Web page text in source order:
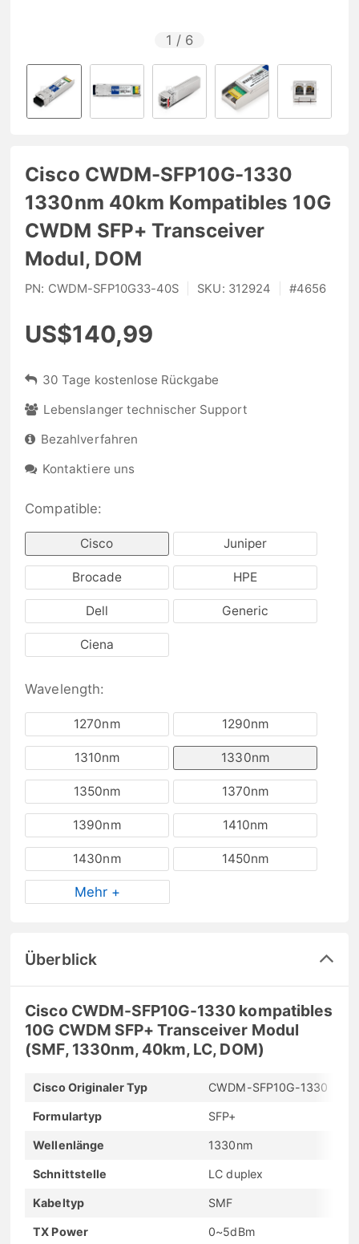
1 / 6
Cisco CWDM-SFP10G-1330
1330nm 40km Kompatibles 10G
CWDM SFP+ Transceiver
Modul, DOM
PN: CWDM-SFP10G33-40S SKU: 312924 #4656
US$140,99
30 Tage kostenlose Rückgabe
Lebenslanger technischer Support
Bezahlverfahren
Kontaktiere uns
Compatible:
Cisco Juniper
Brocade HPE
Dell Generic
Ciena
Wavelength:
1270nm 1290nm
1310nm 1330nm
1350nm 1370nm
1390nm 1410nm
1430nm 1450nm
Mehr +
Überblick
Cisco CWDM-SFP10G-1330 kompatibles
10G CWDM SFP+ Transceiver Modul
(SMF, 1330nm, 40km, LC, DOM)
Cisco Originaler Typ CWDM-SFP10G-1330
Formulartyp SFP+
Wellenlänge 1330nm
Schnittstelle LC duplex
Kabeltyp SMF
TX Power 0~5dBm